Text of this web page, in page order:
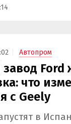
Автопром
Ford
что
с Geely
в